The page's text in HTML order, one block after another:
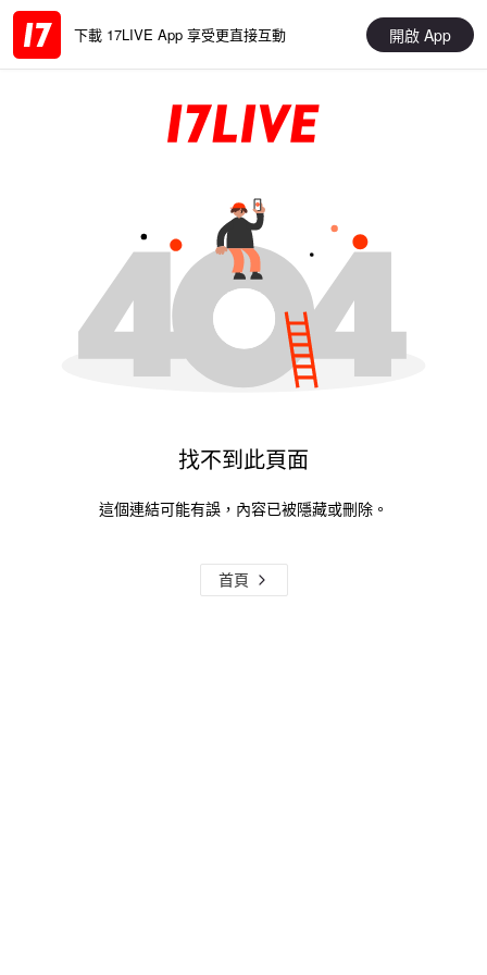
下載 17LIVE App 享受更直接互動 開啟 App
找不到此頁面
這個連結可能有誤，內容已被隱藏或刪除。
首頁